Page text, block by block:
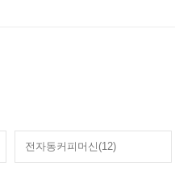
전자동커피머신(12)